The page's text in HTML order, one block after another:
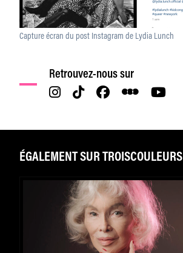
Capture écran du post Instagram de Lydia Lunch
Retrouvez-nous sur
ÉGALEMENT SUR TROISCOULEURS